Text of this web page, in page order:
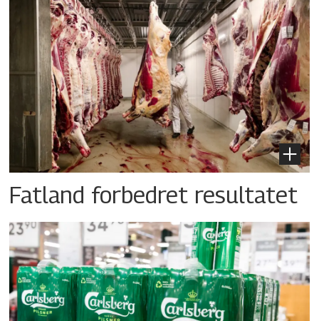
Fatland forbedret resultatet